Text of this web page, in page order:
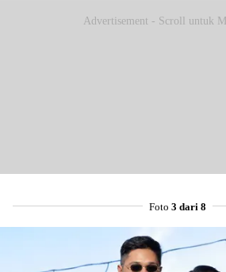
Advertisement - Scroll untuk
Foto 3 dari 8